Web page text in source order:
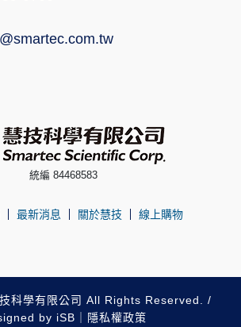
統編 84468583
最新消息 關於慧技 線上購物
科學有限公司 All Rights Reserved. /
by iSB 隱私權政策